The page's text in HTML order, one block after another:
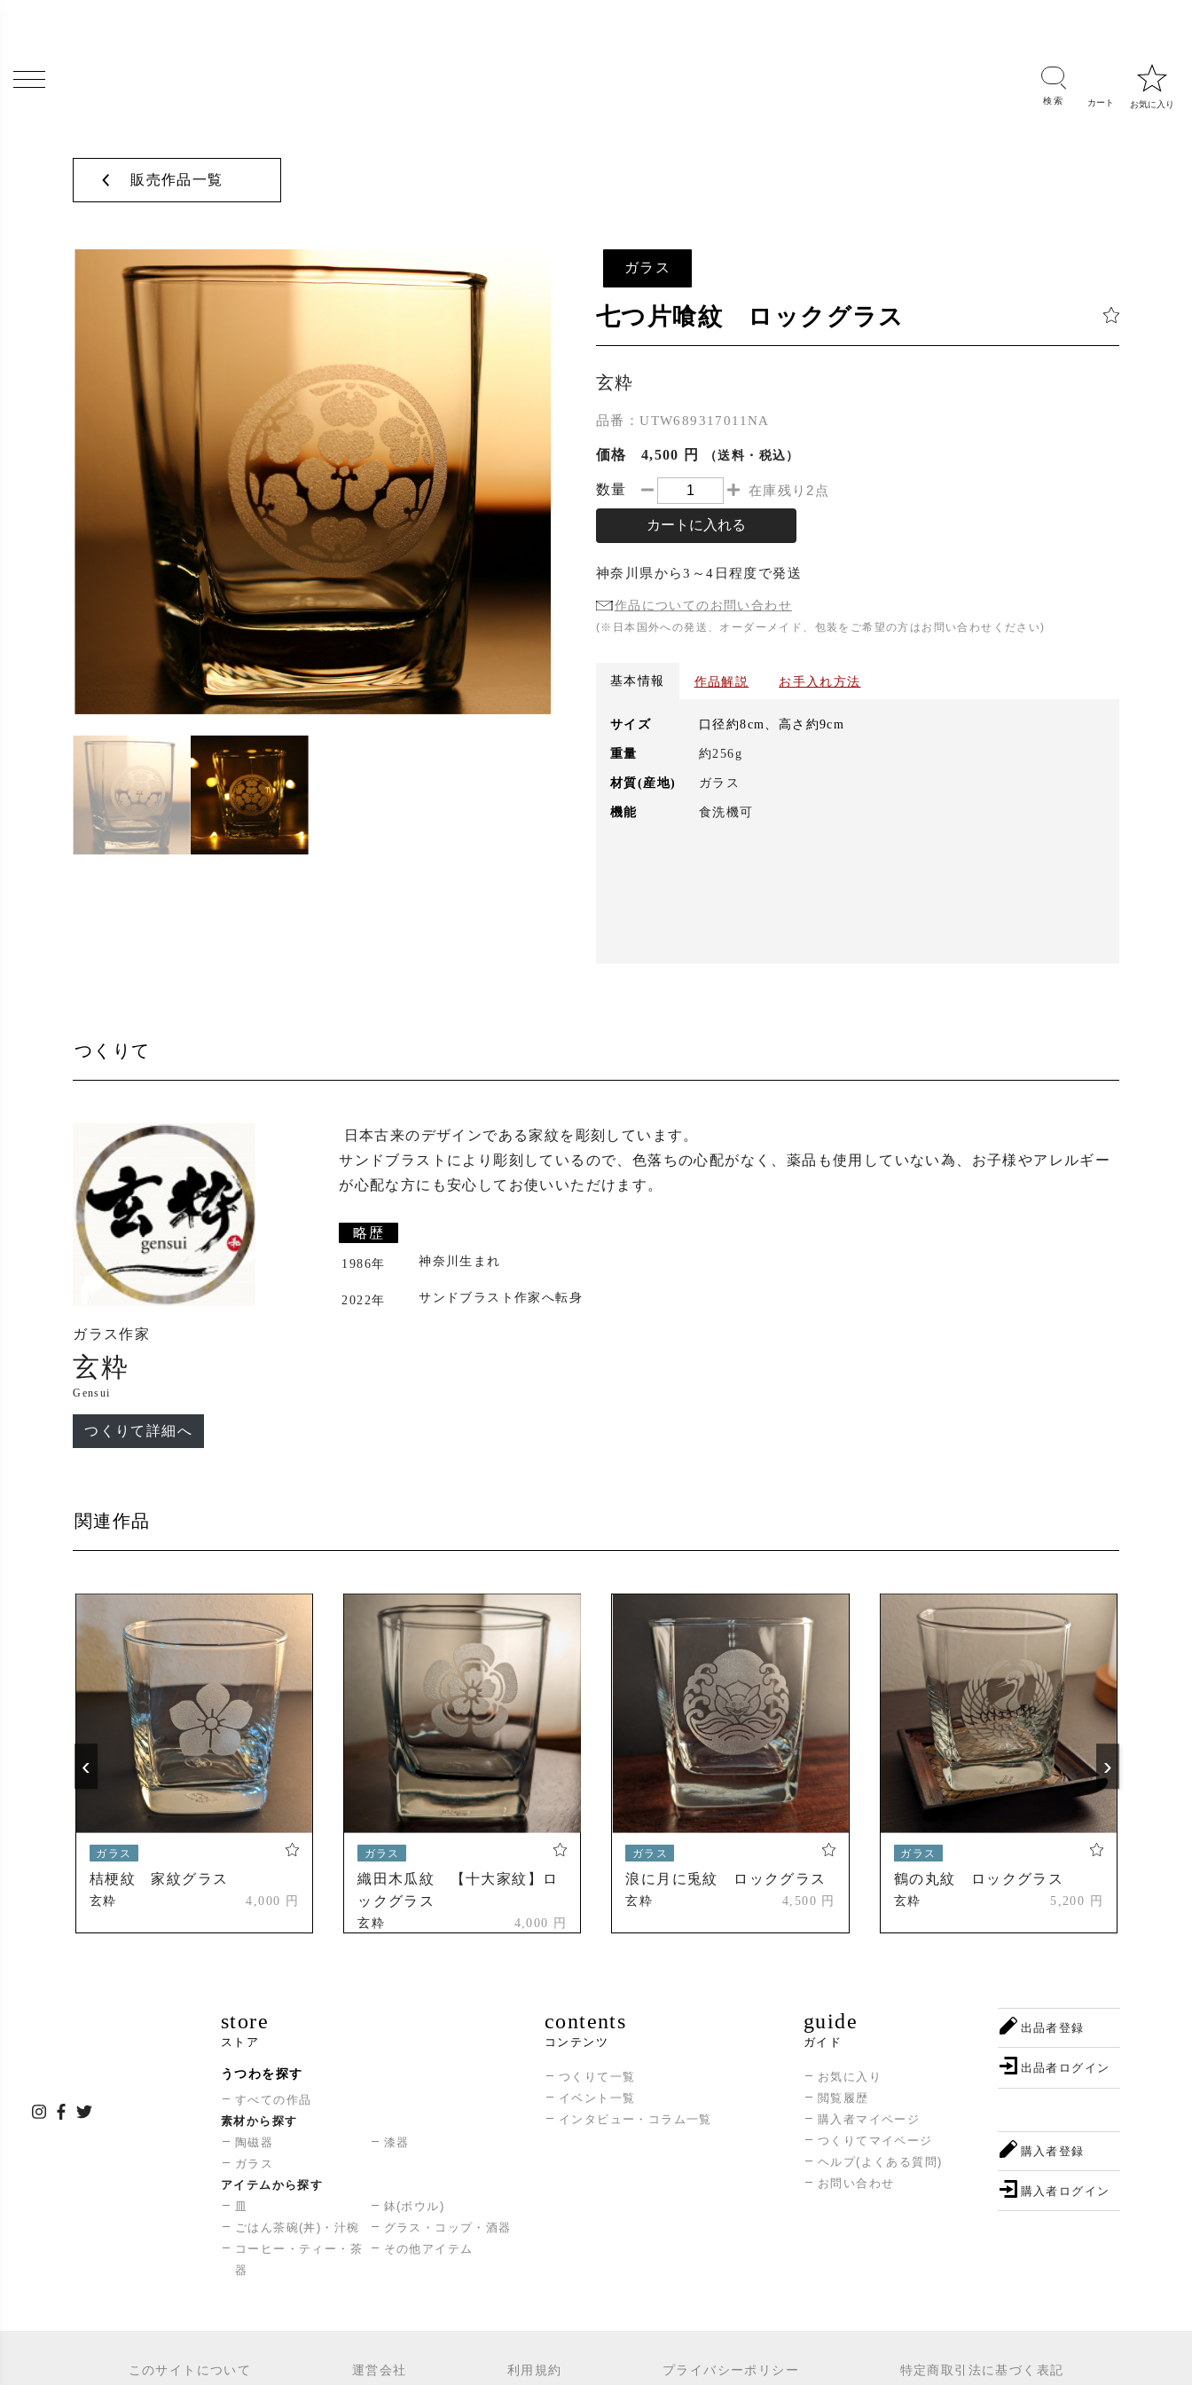
販売作品一覧
ガラス
七つ片喰紋 ロックグラス
玄粋
品番：UTW689317011NA
価格 4,500 円 （送料・税込）
数量 在庫残り2点
カートに入れる
神奈川県から3～4日程度で発送
作品についてのお問い合わせ
(※日本国外への発送、オーダーメイド、包装をご希望の方はお問い合わせください)
基本情報 作品解説 お手入れ方法
サイズ 口径約8cm、高さ約9cm
重量 約256g
材質(産地) ガラス
機能 食洗機可
つくりて
ガラス作家
玄粋
Gensui
つくりて詳細へ
サンドブラストにより彫刻しているので、色落ちの心配がなく、薬品も使用していない為、お子様やアレルギー
が心配な方にも安心してお使いいただけます。
略歴
1986年 神奈川生まれ
2022年 サンドブラスト作家へ転身
関連作品
ガラス
桔梗紋 家紋グラス
玄粋 4,000 円
ガラス
織田木瓜紋 【十大家紋】ロ
ックグラス
玄粋 4,000 円
ガラス
浪に月に兎紋 ロックグラス
玄粋 4,500 円
ガラス
鶴の丸紋 ロックグラス
玄粋 5,200 円
‹ ›
store
ストア
うつわを探す
すべての作品
素材から探す
陶磁器
漆器
ガラス
アイテムから探す
皿
鉢(ボウル)
ごはん茶碗(丼)・汁椀
グラス・コップ・酒器
コーヒー・ティー・茶
器
その他アイテム
contents
コンテンツ
つくりて一覧
イベント一覧
インタビュー・コラム一覧
guide
ガイド
お気に入り
閲覧履歴
購入者マイページ
つくりてマイページ
ヘルプ(よくある質問)
お問い合わせ
出品者登録
出品者ログイン
購入者登録
購入者ログイン
このサイトについて 運営会社 利用規約 プライバシーポリシー 特定商取引法に基づく表記